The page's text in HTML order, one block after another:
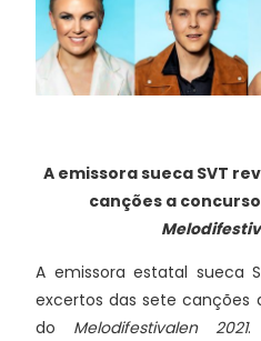
A emissora sueca SVT
canções a
A emissora estatal sueca
excertos das sete canções
do Melodifestivalen 2021.